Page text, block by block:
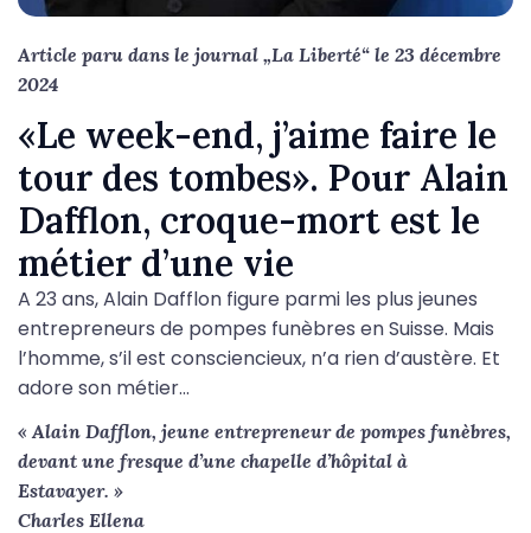
Article paru dans le journal „La Liberté“ le 23 décembre
2024
«Le week-end, j’aime faire le
tour des tombes». Pour Alain
Dafflon, croque-mort est le
métier d’une vie
A 23 ans, Alain Dafflon figure parmi les plus jeunes
entrepreneurs de pompes funèbres en Suisse. Mais
l’homme, s’il est consciencieux, n’a rien d’austère. Et
adore son métier…
« Alain Dafflon, jeune entrepreneur de pompes funèbres,
devant une fresque d’une chapelle d’hôpital à
Estavayer. »
Charles Ellena